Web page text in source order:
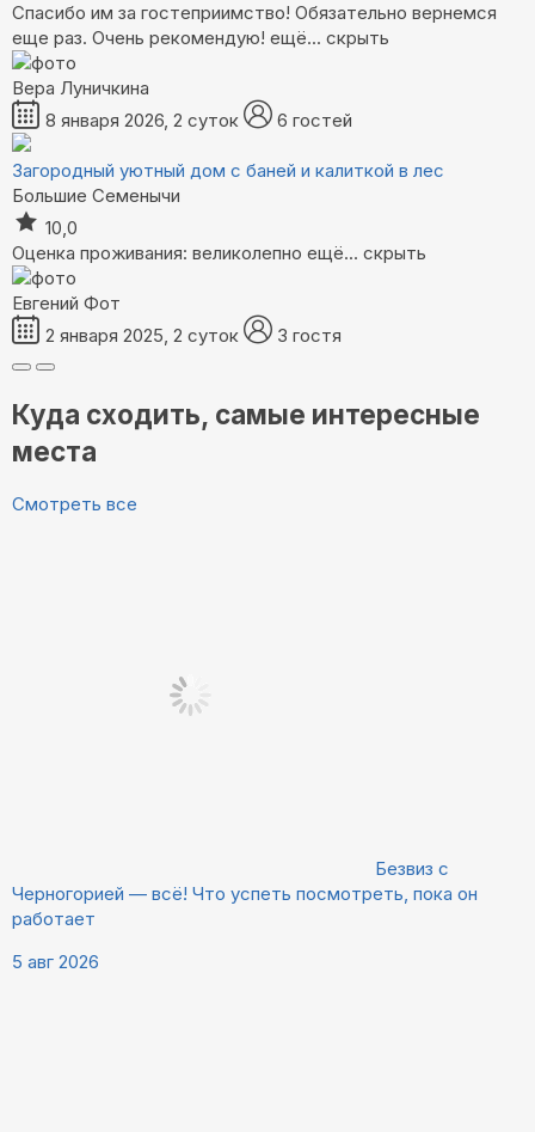
Спасибо им за гостеприимство! Обязательно вернемся
еще раз. Очень рекомендую! ещё... скрыть
Вера Луничкина
8 января 2026, 2 суток
6 гостей
Загородный уютный дом с баней и калиткой в лес
Большие Семенычи
10,0
Оценка проживания: великолепно ещё... скрыть
Евгений Фот
2 января 2025, 2 суток
3 гостя
Куда сходить, самые интересные
места
Смотреть все
Безвиз с
Черногорией — всё! Что успеть посмотреть, пока он
работает
5 авг 2026